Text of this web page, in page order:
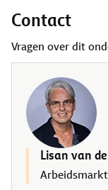
Contact
Vragen over dit
Lisan van